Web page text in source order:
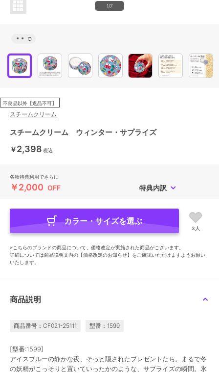
1/7
＊＊ ○
不良品以外【返品不可】
スチームクリーム
スチームクリーム ウィンター・サプライズ
￥2,398 税込
各種特典利用でさらに
￥2,000 OFF 特典内訳
カラー・サイズを選ぶ
3人
※こちらのブランドの商品について、価格改定が実施された商品がございます。
詳細については商品説明文内の【価格改定のお知らせ】をご確認いただけますようお願い
いたします。
商品説明
商品番号：CF021-25111 型番：1599
[型番:1599]
アイスブルーの静かな夜、そっと隠されたプレゼントたち。まるで冬
の妖精がこっそりと置いていったかのような、サプライズの瞬間。氷